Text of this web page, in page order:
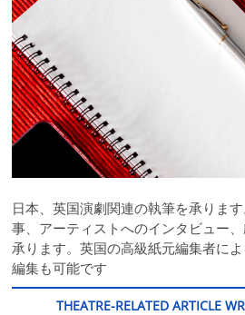
日本、英国演劇関連の執筆を承りま
事、アーティストへのインタビュー
承ります。英国の高級紙元編集者に
編集も可能です
THEATRE-RELATED ARTICLE